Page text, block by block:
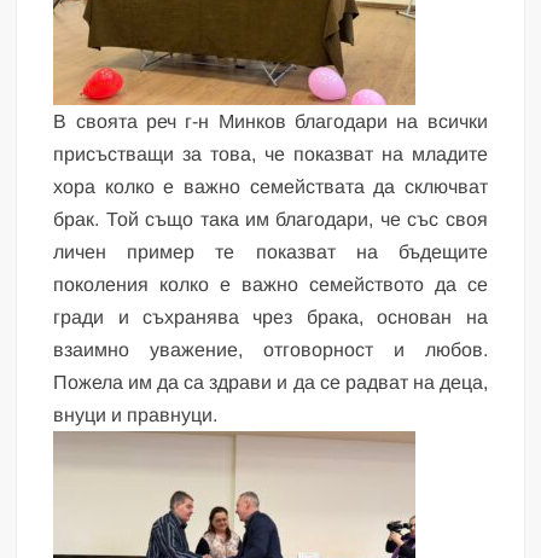
В своята реч г-н Минков благодари на всички
присъстващи за това, че показват на младите
хора колко е важно семействата да сключват
брак. Той също така им благодари, че със своя
личен пример те показват на бъдещите
поколения колко е важно семейството да се
гради и съхранява чрез брака, основан на
взаимно уважение, отговорност и любов.
Пожела им да са здрави и да се радват на деца,
внуци и правнуци.